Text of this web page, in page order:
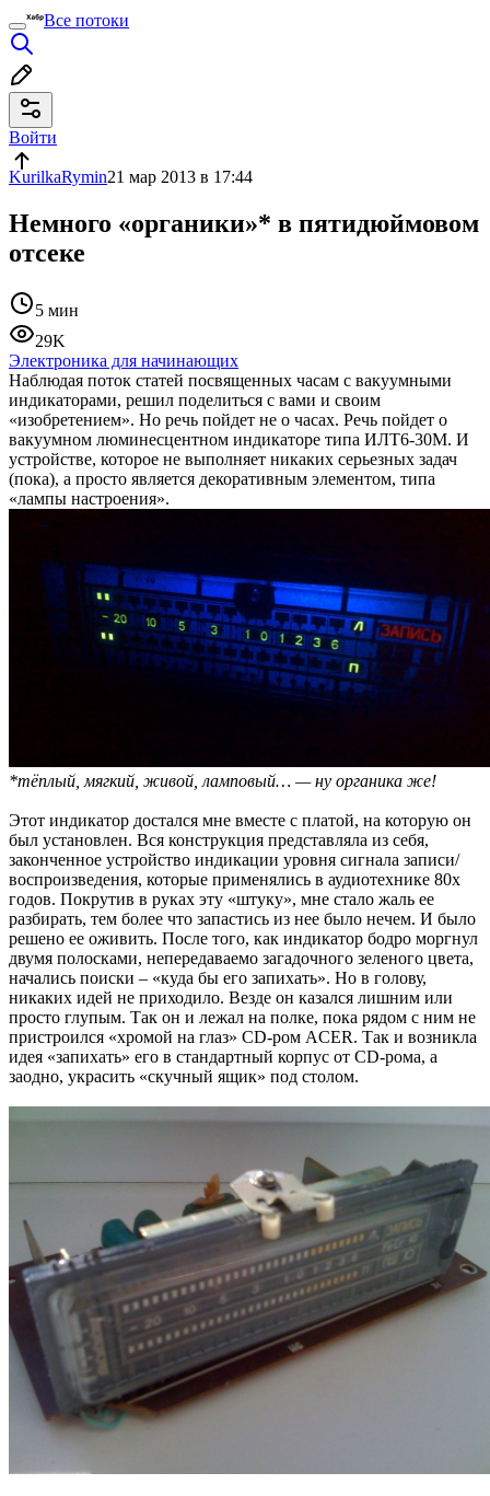
Все потоки
Войти
KurilkaRymin21 мар 2013 в 17:44
Немного «органики»* в пятидюймовом
отсеке
5 мин
29K
Электроника для начинающих
Наблюдая поток статей посвященных часам с вакуумными
индикаторами, решил поделиться с вами и своим
«изобретением». Но речь пойдет не о часах. Речь пойдет о
вакуумном люминесцентном индикаторе типа ИЛТ6-30М. И
устройстве, которое не выполняет никаких серьезных задач
(пока), а просто является декоративным элементом, типа
«лампы настроения».
*тёплый, мягкий, живой, ламповый… — ну органика же!
Этот индикатор достался мне вместе с платой, на которую он
был установлен. Вся конструкция представляла из себя,
законченное устройство индикации уровня сигнала записи/
воспроизведения, которые применялись в аудиотехнике 80х
годов. Покрутив в руках эту «штуку», мне стало жаль ее
разбирать, тем более что запастись из нее было нечем. И было
решено ее оживить. После того, как индикатор бодро моргнул
двумя полосками, непередаваемо загадочного зеленого цвета,
начались поиски – «куда бы его запихать». Но в голову,
никаких идей не приходило. Везде он казался лишним или
просто глупым. Так он и лежал на полке, пока рядом с ним не
пристроился «хромой на глаз» CD-ром ACER. Так и возникла
идея «запихать» его в стандартный корпус от CD-рома, а
заодно, украсить «скучный ящик» под столом.